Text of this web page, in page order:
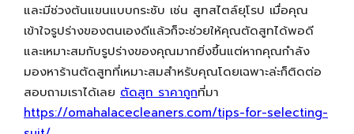
และมีช่วงต้นแขนแบบกระชับ เช่น สูทสไตล์ยุโรป เมื่อคุณ
เข้าใจรูปร่างของตนเองดีแล้วก็จะช่วยให้คุณตัดสูทได้พอดี
และเหมาะสมกับรูปร่างของคุณมากยิ่งขึ้นแต่หากคุณกำลัง
มองหาร้านตัดสูทที่เหมาะสมสำหรับคุณโดยเฉพาะล่ะก็ติดต่อ
สอบถามเราได้เลย ตัดสูท ราคาถูกที่มา
https://omahalacecleaners.com/tips-for-selecting-